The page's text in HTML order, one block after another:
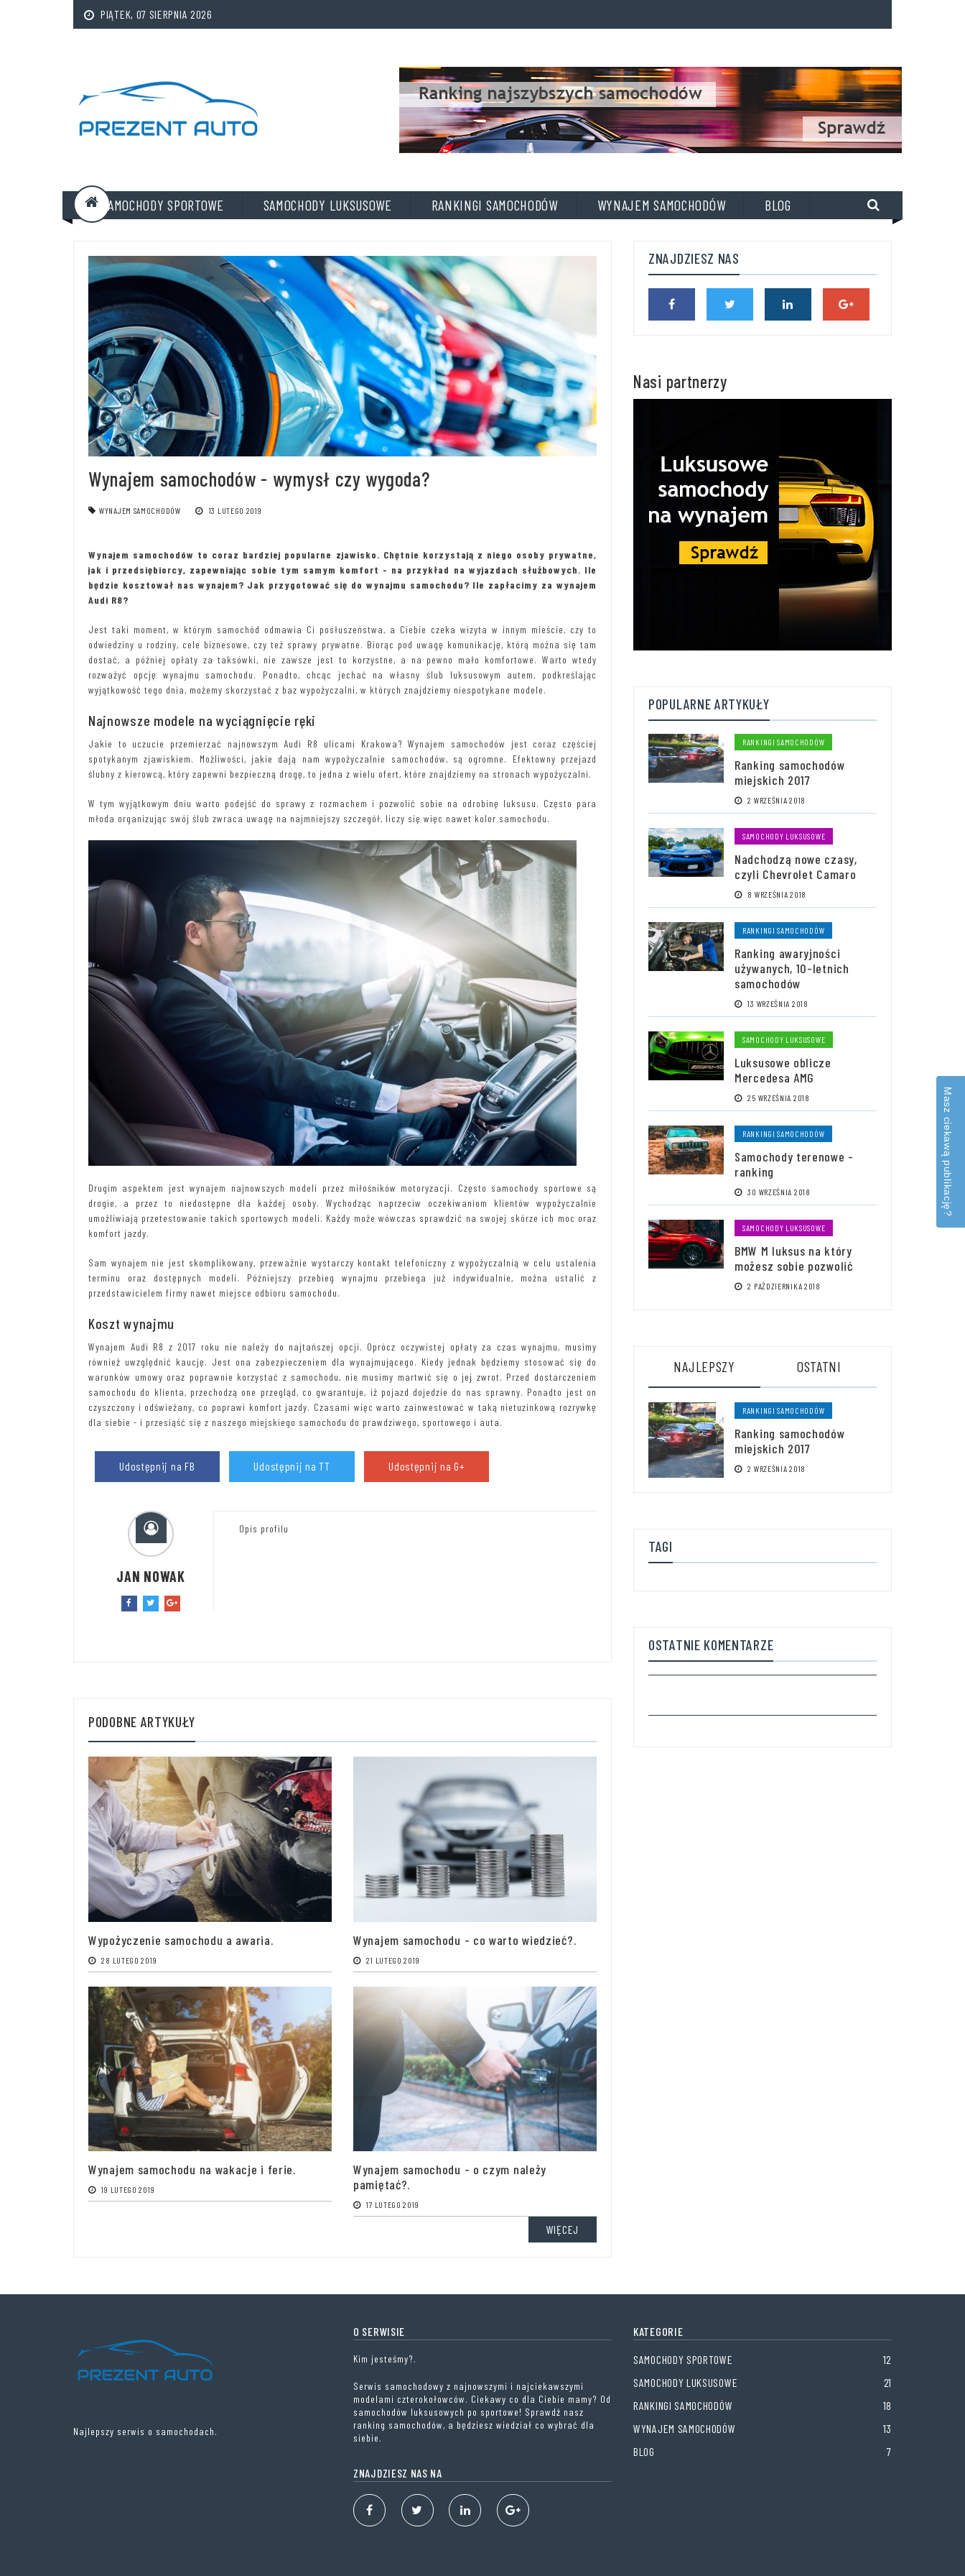
PIĄTEK, 07 SIERPNIA 2026
A
D
D
T
I
T
SAMOCHODY SPORTOWE
SAMOCHODY LUKSUSOWE RANKINGI SAMOCHODÓW WYNAJEM SAMOCHODÓW BLOG
Wynajem samochodów - wymysł czy wygoda?
WYNAJEM SAMOCHODÓW 13 LUTEGO 2019
Wynajem samochodów to coraz bardziej popularne zjawisko. Chętnie korzystają z niego osoby prywatne,
jak i przedsiębiorcy, zapewniając sobie tym samym komfort - na przykład na wyjazdach służbowych. Ile
będzie kosztował nas wynajem? Jak przygotować się do wynajmu samochodu? Ile zapłacimy za wynajem
Audi R8?
Jest taki moment, w którym samochód odmawia Ci posłuszeństwa, a Ciebie czeka wizyta w innym mieście, czy to
odwiedziny u rodziny, cele biznesowe, czy też sprawy prywatne. Biorąc pod uwagę komunikację, którą można się tam
dostać, a później opłaty za taksówki, nie zawsze jest to korzystne, a na pewno mało komfortowe. Warto wtedy
rozważyć opcję wynajmu samochodu. Ponadto, chcąc jechać na własny ślub luksusowym autem, podkreślając
wyjątkowość tego dnia, możemy skorzystać z baz wypożyczalni, w których znajdziemy niespotykane modele.
Najnowsze modele na wyciągnięcie ręki
Jakie to uczucie przemierzać najnowszym Audi R8 ulicami Krakowa? Wynajem samochodów jest coraz częściej
spotykanym zjawiskiem. Możliwości, jakie dają nam wypożyczalnie samochodów, są ogromne. Efektowny przejazd
ślubny z kierowcą, który zapewni bezpieczną drogę, to jedna z wielu ofert, które znajdziemy na stronach wypożyczalni.
W tym wyjątkowym dniu warto podejść do sprawy z rozmachem i pozwolić sobie na odrobinę luksusu. Często para
młoda organizując swój ślub zwraca uwagę na najmniejszy szczegół, liczy się więc nawet kolor samochodu.
Drugim aspektem jest wynajem najnowszych modeli przez miłośników motoryzacji. Często samochody sportowe są
drogie, a przez to niedostępne dla każdej osoby. Wychodząc naprzeciw oczekiwaniom klientów wypożyczalnie
umożliwiają przetestowanie takich sportowych modeli. Każdy może wówczas sprawdzić na swojej skórze ich moc oraz
komfort jazdy.
Sam wynajem nie jest skomplikowany, przeważnie wystarczy kontakt telefoniczny z wypożyczalnią w celu ustalenia
terminu oraz dostępnych modeli. Późniejszy przebieg wynajmu przebiega już indywidualnie, można ustalić z
przedstawicielem firmy nawet miejsce odbioru samochodu.
Koszt wynajmu
Wynajem Audi R8 z 2017 roku nie należy do najtańszej opcji. Oprócz oczywistej opłaty za czas wynajmu, musimy
również uwzględnić kaucję. Jest ona zabezpieczeniem dla wynajmującego. Kiedy jednak będziemy stosować się do
warunków umowy oraz poprawnie korzystać z samochodu, nie musimy martwić się o jej zwrot. Przed dostarczeniem
samochodu do klienta, przechodzą one przegląd, co gwarantuje, iż pojazd dojedzie do nas sprawny. Ponadto jest on
czyszczony i odświeżany, co poprawi komfort jazdy. Czasami więc warto zainwestować w taką nietuzinkową rozrywkę
dla siebie - i przesiąść się z naszego miejskiego samochodu do prawdziwego, sportowego i auta.
Udostępnij na FB Udostępnij na TT Udostępnij na G+
JAN NOWAK
Opis profilu
PODOBNE ARTYKUŁY
Wypożyczenie samochodu a awaria.
28 LUTEGO 2019
Wynajem samochodu - co warto wiedzieć?.
21 LUTEGO 2019
Wynajem samochodu na wakacje i ferie.
19 LUTEGO 2019
Wynajem samochodu - o czym należy
pamiętać?.
17 LUTEGO 2019
WIĘCEJ
ZNAJDZIESZ NAS
Nasi partnerzy
POPULARNE ARTYKUŁY
RANKINGI SAMOCHODÓW
Ranking samochodów
miejskich 2017
2 WRZEŚNIA 2018
SAMOCHODY LUKSUSOWE
Nadchodzą nowe czasy,
czyli Chevrolet Camaro
8 WRZEŚNIA 2018
RANKINGI SAMOCHODÓW
Ranking awaryjności
używanych, 10-letnich
samochodów
13 WRZEŚNIA 2018
SAMOCHODY LUKSUSOWE
Luksusowe oblicze
Mercedesa AMG
25 WRZEŚNIA 2018
RANKINGI SAMOCHODÓW
Samochody terenowe -
ranking
30 WRZEŚNIA 2018
SAMOCHODY LUKSUSOWE
BMW M luksus na który
możesz sobie pozwolić
2 PAŹDZIERNIKA 2018
NAJLEPSZY OSTATNI
RANKINGI SAMOCHODÓW
Ranking samochodów
miejskich 2017
2 WRZEŚNIA 2018
TAGI
OSTATNIE KOMENTARZE
Najlepszy serwis o samochodach.
O SERWISIE
Kim jesteśmy?.
Serwis samochodowy z najnowszymi i najciekawszymi
modelami czterokołowców. Ciekawy co dla Ciebie mamy? Od
samochodów luksusowych po sportowe! Sprawdź nasz
ranking samochodów, a będziesz wiedział co wybrać dla
siebie.
ZNAJDZIESZ NAS NA
KATEGORIE
SAMOCHODY SPORTOWE
12
SAMOCHODY LUKSUSOWE
21
RANKINGI SAMOCHODÓW
18
WYNAJEM SAMOCHODÓW
13
BLOG
7
Masz ciekawą publikację?